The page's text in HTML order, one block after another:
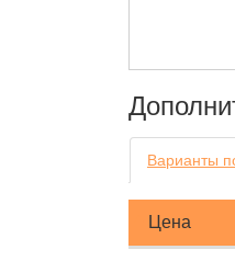
Варианты
Цена